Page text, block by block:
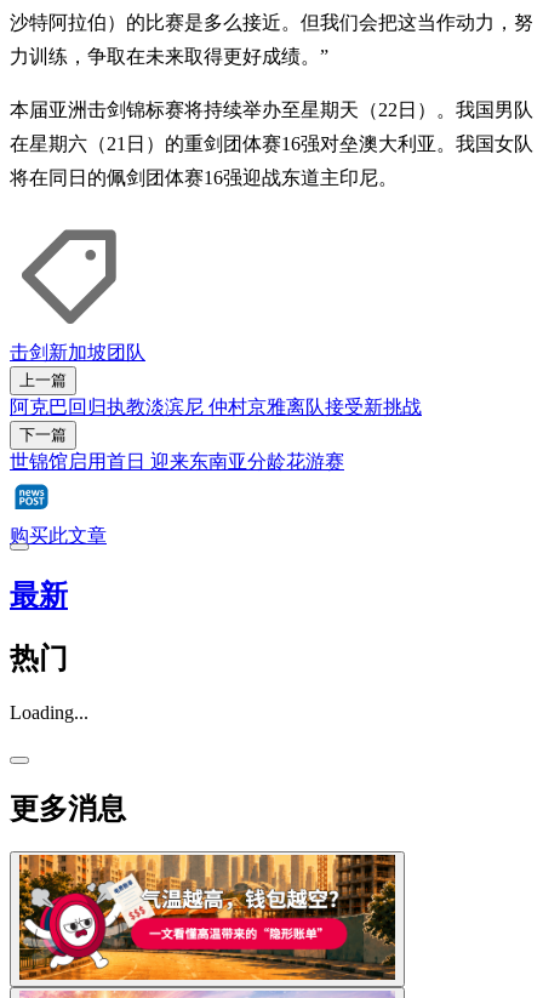
沙特阿拉伯）的比赛是多么接近。但我们会把这当作动力，努
力训练，争取在未来取得更好成绩。”
本届亚洲击剑锦标赛将持续举办至星期天（22日）。我国男队
在星期六（21日）的重剑团体赛16强对垒澳大利亚。我国女队
将在同日的佩剑团体赛16强迎战东道主印尼。
击剑 新加坡团队
上一篇
阿克巴回归执教淡滨尼 仲村京雅离队接受新挑战
下一篇
世锦馆启用首日 迎来东南亚分龄花游赛
购买此文章
最新
热门
Loading...
更多消息